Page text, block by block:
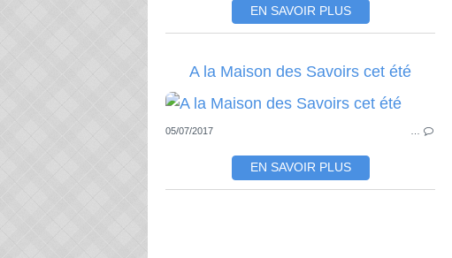
EN SAVOIR PLUS
A la Maison des Savoirs cet été
05/07/2017
EN SAVOIR PLUS